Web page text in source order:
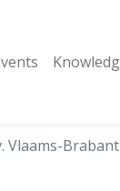
Vlaams-Brabant